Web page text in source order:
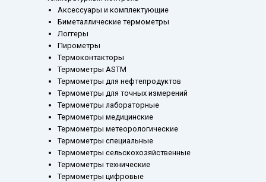
Аксессуары и комплектующие
Биметаллические термометры
Логгеры
Пирометры
Термоконтакторы
Термометры ASTM
Термометры для нефтепродуктов
Термометры для точных измерений
Термометры лабораторные
Термометры медицинские
Термометры метеорологические
Термометры специальные
Термометры сельскохозяйственные
Термометры технические
Термометры цифровые